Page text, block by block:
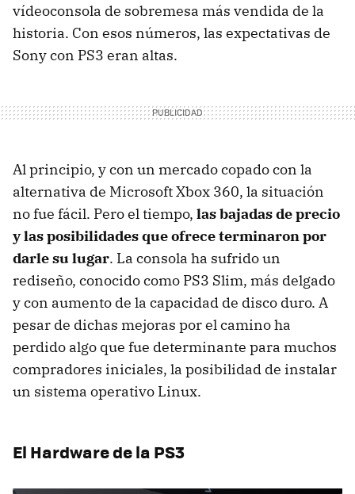
vídeoconsola de sobremesa más vendida de la
historia. Con esos números, las expectativas de
Sony con PS3 eran altas.
Al principio, y con un mercado copado con la
alternativa de Microsoft Xbox 360, la situación
no fue fácil. Pero el tiempo, las bajadas de precio
y las posibilidades que ofrece terminaron por
darle su lugar. La consola ha sufrido un
rediseño, conocido como PS3 Slim, más delgado
y con aumento de la capacidad de disco duro. A
pesar de dichas mejoras por el camino ha
perdido algo que fue determinante para muchos
compradores iniciales, la posibilidad de instalar
un sistema operativo Linux.
El Hardware de la PS3